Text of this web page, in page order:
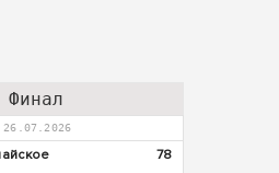
Финал
26.07.2026
78